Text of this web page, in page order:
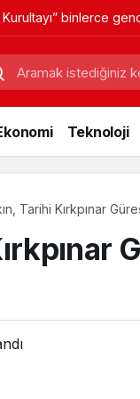
binlerce
Teknoloji
Tarihi Kırkpınar